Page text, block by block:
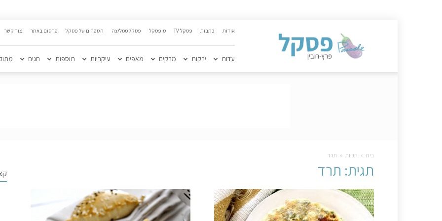
הקולינרי
פסקל
אודות כתבות פסקל TV טיפסקל פסקל ממליצה הספרים של פסקל פרסום באתר צור קשר
עדות ירקות מרקים מאפים עיקריות תוספות חגים
בית תגיות תרד
תגית: תרד